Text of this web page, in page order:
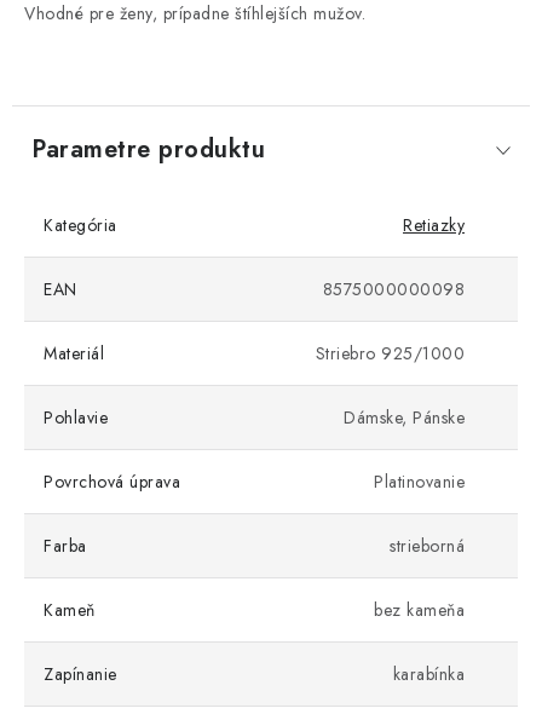
Vhodné pre ženy, prípadne štíhlejších mužov.
Parametre produktu
Kategória Retiazky
EAN 8575000000098
Materiál Striebro 925/1000
Pohlavie Dámske, Pánske
Povrchová úprava Platinovanie
Farba strieborná
Kameň bez kameňa
Zapínanie karabínka